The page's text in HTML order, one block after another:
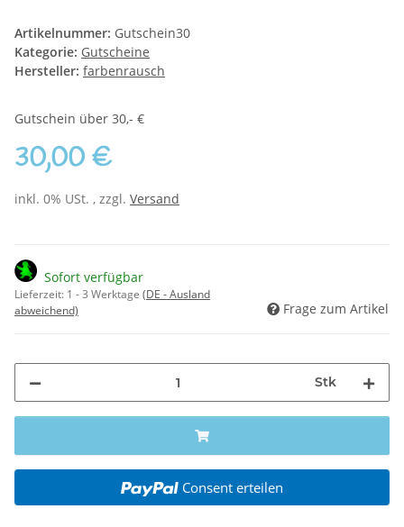
Artikelnummer: Gutschein30
Kategorie: Gutscheine
Hersteller: farbenrausch
Gutschein über 30,- €
30,00 €
inkl. 0% USt. , zzgl. Versand
Sofort verfügbar
Lieferzeit: 1 - 3 Werktage (DE - Ausland
abweichend)
Frage zum Artikel
Stk
Consent erteilen